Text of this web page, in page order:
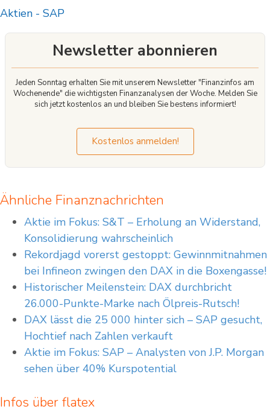
einzugehen, Ihr Geld zu verlieren.
Aktien - SAP
Newsletter abonnieren
Jeden Sonntag erhalten Sie mit unserem Newsletter "Finanzinfos am
Wochenende" die wichtigsten Finanzanalysen der Woche. Melden Sie
sich jetzt kostenlos an und bleiben Sie bestens informiert!
Kostenlos anmelden!
Ähnliche Finanznachrichten
Aktie im Fokus: S&T – Erholung an Widerstand,
Konsolidierung wahrscheinlich
Rekordjagd vorerst gestoppt: Gewinnmitnahmen
bei Infineon zwingen den DAX in die Boxengasse!
Historischer Meilenstein: DAX durchbricht
26.000-Punkte-Marke nach Ölpreis-Rutsch!
DAX lässt die 25 000 hinter sich – SAP gesucht,
Hochtief nach Zahlen verkauft
Aktie im Fokus: SAP – Analysten von J.P. Morgan
sehen über 40% Kurspotential
Infos über flatex